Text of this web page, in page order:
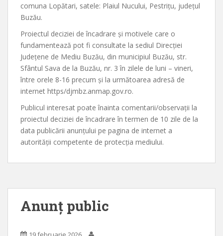
comuna Lopătari, satele: Plaiul Nucului, Pestrițu, județul
Buzău.
Proiectul deciziei de încadrare și motivele care o
fundamentează pot fi consultate la sediul Direcției
Județene de Mediu Buzău, din municipiul Buzău, str.
Sfântul Sava de la Buzău, nr. 3 în zilele de luni – vineri,
între orele 8-16 precum și la următoarea adresă de
internet https/djmbz.anmap.gov.ro.
Publicul interesat poate înainta comentarii/observații la
proiectul deciziei de încadrare în termen de 10 zile de la
data publicării anunțului pe pagina de internet a
autorității competente de protecția mediului.
Anunț public